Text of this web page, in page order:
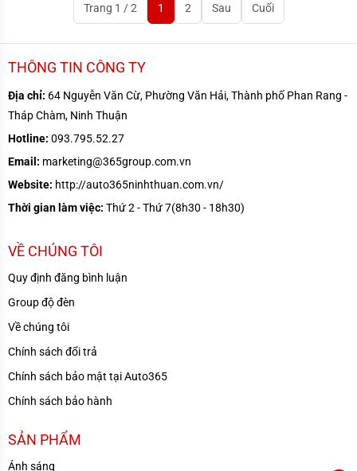
Trang 1 / 2 1 2 Sau Cuối
THÔNG TIN CÔNG TY
Địa chỉ: 64 Nguyễn Văn Cừ, Phường Văn Hải, Thành phố Phan Rang -
Tháp Chàm, Ninh Thuận
Hotline: 093.795.52.27
Email: marketing@365group.com.vn
Website: http://auto365ninhthuan.com.vn/
Thời gian làm việc: Thứ 2 - Thứ 7(8h30 - 18h30)
VỀ CHÚNG TÔI
Quy định đăng bình luận
Group độ đèn
Về chúng tôi
Chính sách đổi trả
Chính sách bảo mật tại Auto365
Chính sách bảo hành
SẢN PHẨM
Ánh sáng